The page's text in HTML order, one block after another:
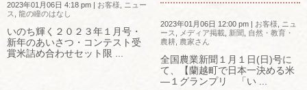
2023年01月06日 4:18 pm お客様, ニュー
ス, 龍の瞳のはなし
いのち輝く２０２３年１月号・
新年のあいさつ・コンテスト受
賞米詰め合わせセット限 ...
2023年01月06日 12:00 pm お客様, ニュ
ース, メディア掲載, 新聞, 自然・教育・
農耕, 農家さん
全国農業新聞１月１日(日)号に
て、【蘭越町で日本一決める米
―１グランプリ 「い ...